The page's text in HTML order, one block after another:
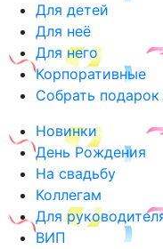
Для детей
Для неё
Для него
Корпоративные
Собрать подарок
Новинки
День Рождения
На свадьбу
Коллегам
Для
ВИП